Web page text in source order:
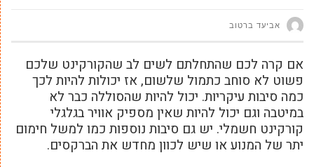
אביעד ברטוב
אם קרה לכם שהתחלתם לשים לב שהקורקינט שלכם
פשוט לא סוחב כתמול שלשום, אז יכולות להיות לכך
כמה סיבות עיקריות. יכול להיות שהסוללה כבר לא
במיטבה וגם יכול להיות שאין מספיק אוויר בגלגלי
קורקינט חשמלי. יש גם סיבות נוספות כמו למשל חימום
יתר של המנוע או שיש לכוון מחדש את הברקסים.